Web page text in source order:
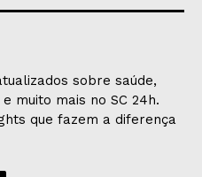
sobre saúde,
muito mais no SC 24h.
que fazem a diferença